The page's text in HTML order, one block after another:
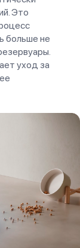
Это
больше не
уход за